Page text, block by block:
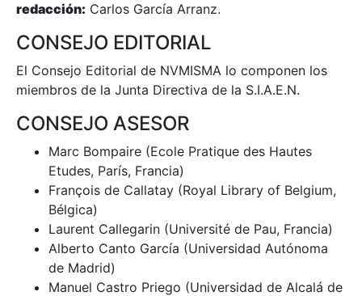
redacción: Carlos García Arranz.
CONSEJO EDITORIAL
El Consejo Editorial de NVMISMA lo componen los
miembros de la Junta Directiva de la S.I.A.E.N.
CONSEJO ASESOR
Marc Bompaire (Ecole Pratique des Hautes
Etudes, París, Francia)
François de Callatay (Royal Library of Belgium,
Bélgica)
Laurent Callegarin (Université de Pau, Francia)
Alberto Canto García (Universidad Autónoma
de Madrid)
Manuel Castro Priego (Universidad de Alcalá de